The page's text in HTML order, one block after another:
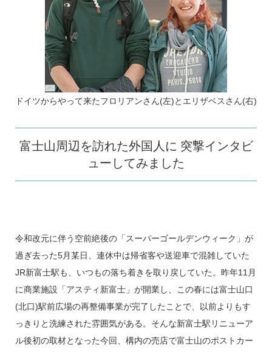
ドイツからやって来たフロリアンさん(左)とエリザベスさん(右)
富士山周辺を訪れた外国人に 突撃インタビ
ューしてみました
令和改元に伴う空前絶後の「スーパーゴールデンウィーク」が
過ぎ去った5月某日、連休中は帰省客や送迎車で混雑していた
JR新富士駅も、いつもの落ち着きを取り戻していた。昨年11月
に商業施設「アスティ新富士」が開業し、この春には富士山口
(北口)駅前広場の再整備事業が完了したことで、以前よりもす
っきりと洗練された雰囲気がある。そんな新富士駅リニューア
ル後初の取材となった今回、構内の売店で富士山のポストカー